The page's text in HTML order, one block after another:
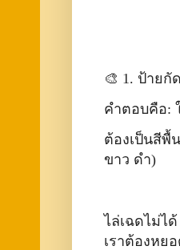
🎨 1. ป้ายกั
คำตอบคือ:
ต้องเป็นสีพื้
ขาว ดำ)
ไล่เฉดไม่ไ
เราต้องหย